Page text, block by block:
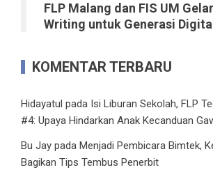
FLP Malang dan FIS UM
Writing untuk Generasi Digital
KOMENTAR TERBARU
Hidayatul pada Isi Liburan Sekolah, FLP
#4: Upaya Hindarkan Anak Kecanduan
Bu Jay pada Menjadi Pembicara Bimtek,
Bagikan Tips Tembus Penerbit